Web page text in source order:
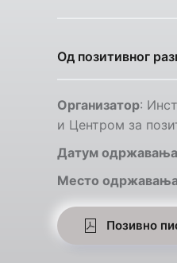
Од позитивног
Организатор:
и Центром за
Датум одржавања
Место
Позивно